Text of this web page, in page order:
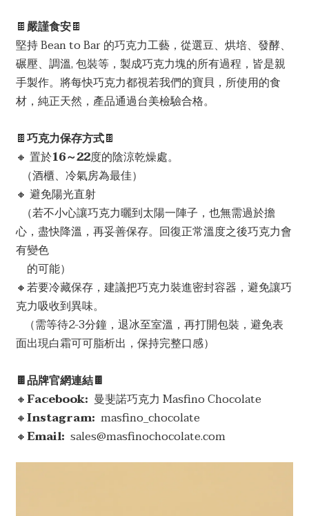
🍫嚴謹食安🍫
堅持 Bean to Bar 的巧克力工藝，從選豆、烘培、發酵、
碾壓、調溫, 包裝等，製成巧克力塊的所有過程，皆是親
手製作。將每快巧克力都視若我們的寶貝，所使用的食
材，純正天然，產品通過台美檢驗合格。
🍫巧克力保存方式🍫
🔸 置於16～22度的陰涼乾燥處。
（酒櫃、冷氣房為最佳）
🔸 避免陽光直射
（若不小心讓巧克力曬到太陽一陣子，也無需過於擔
心，盡快降溫，再妥善保存。回復正常溫度之後巧克力會
有變色
的可能）
🔸若要冷藏保存，建議把巧克力裝進密封容器，避免讓巧
克力吸收到異味。
（需等待2-3分鐘，退冰至室溫，再打開包裝，避免表
面出現白霜可可脂析出，保持完整口感）
🍫品牌官網連結🍫
🔸Facebook: 曼斐諾巧克力 Masfino Chocolate
🔸Instagram: masfino_chocolate
🔸Email: sales@masfinochocolate.com